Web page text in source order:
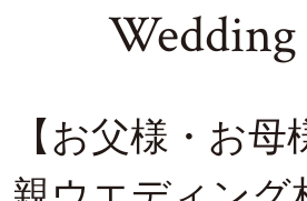
【お父様・お